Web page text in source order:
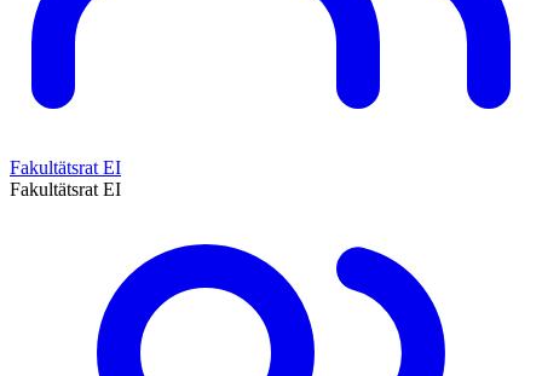
Fakultätsrat EI
Fakultätsrat EI